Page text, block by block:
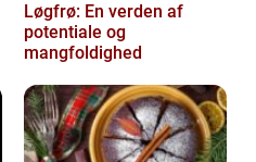
Løgfrø: En verden af
potentiale og
mangfoldighed